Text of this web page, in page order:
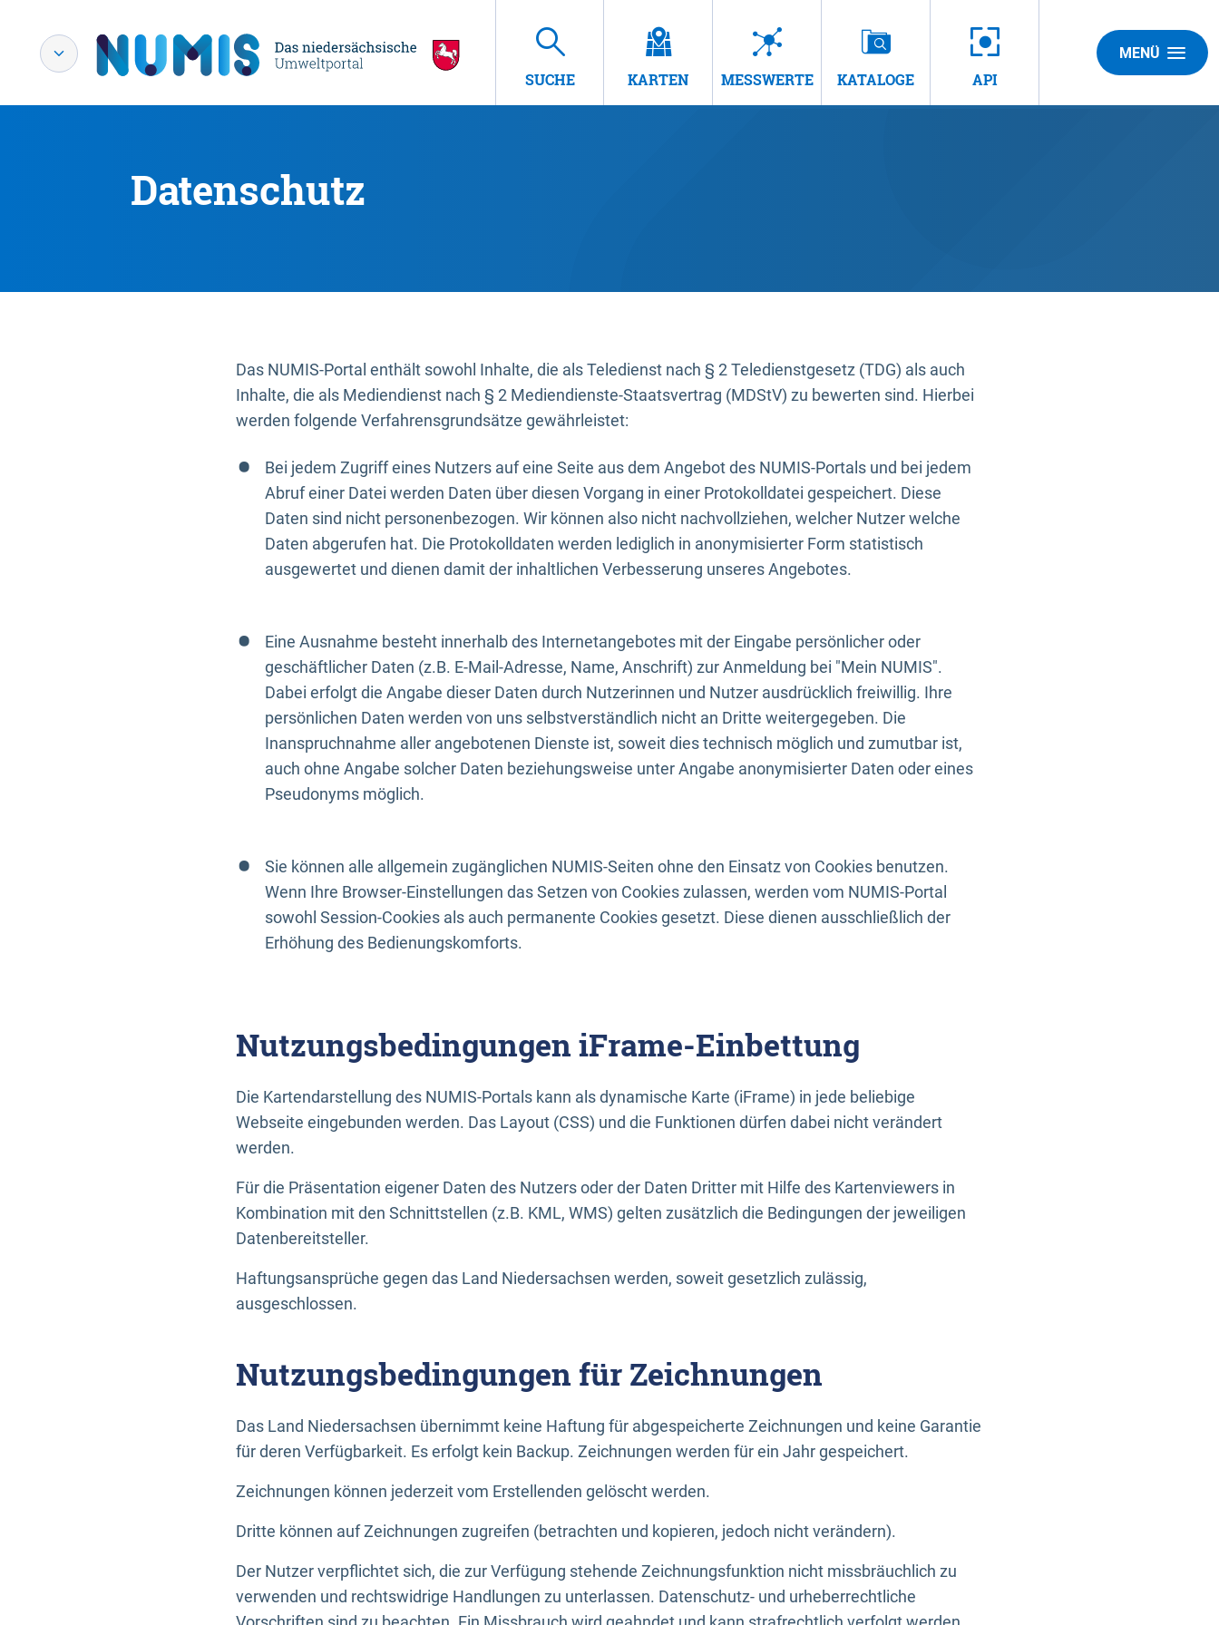
SUCHE KARTEN MESSWERTE KATALOGE API
MENÜ
Datenschutz
Das NUMIS-Portal enthält sowohl Inhalte, die als Teledienst nach § 2 Teledienstgesetz (TDG) als auch
Inhalte, die als Mediendienst nach § 2 Mediendienste-Staatsvertrag (MDStV) zu bewerten sind. Hierbei
werden folgende Verfahrensgrundsätze gewährleistet:
Bei jedem Zugriff eines Nutzers auf eine Seite aus dem Angebot des NUMIS-Portals und bei jedem
Abruf einer Datei werden Daten über diesen Vorgang in einer Protokolldatei gespeichert. Diese
Daten sind nicht personenbezogen. Wir können also nicht nachvollziehen, welcher Nutzer welche
Daten abgerufen hat. Die Protokolldaten werden lediglich in anonymisierter Form statistisch
ausgewertet und dienen damit der inhaltlichen Verbesserung unseres Angebotes.
Eine Ausnahme besteht innerhalb des Internetangebotes mit der Eingabe persönlicher oder
geschäftlicher Daten (z.B. E-Mail-Adresse, Name, Anschrift) zur Anmeldung bei "Mein NUMIS".
Dabei erfolgt die Angabe dieser Daten durch Nutzerinnen und Nutzer ausdrücklich freiwillig. Ihre
persönlichen Daten werden von uns selbstverständlich nicht an Dritte weitergegeben. Die
Inanspruchnahme aller angebotenen Dienste ist, soweit dies technisch möglich und zumutbar ist,
auch ohne Angabe solcher Daten beziehungsweise unter Angabe anonymisierter Daten oder eines
Pseudonyms möglich.
Sie können alle allgemein zugänglichen NUMIS-Seiten ohne den Einsatz von Cookies benutzen.
Wenn Ihre Browser-Einstellungen das Setzen von Cookies zulassen, werden vom NUMIS-Portal
sowohl Session-Cookies als auch permanente Cookies gesetzt. Diese dienen ausschließlich der
Erhöhung des Bedienungskomforts.
Nutzungsbedingungen iFrame-Einbettung
Die Kartendarstellung des NUMIS-Portals kann als dynamische Karte (iFrame) in jede beliebige
Webseite eingebunden werden. Das Layout (CSS) und die Funktionen dürfen dabei nicht verändert
werden.
Für die Präsentation eigener Daten des Nutzers oder der Daten Dritter mit Hilfe des Kartenviewers in
Kombination mit den Schnittstellen (z.B. KML, WMS) gelten zusätzlich die Bedingungen der jeweiligen
Datenbereitsteller.
Haftungsansprüche gegen das Land Niedersachsen werden, soweit gesetzlich zulässig,
ausgeschlossen.
Nutzungsbedingungen für Zeichnungen
Das Land Niedersachsen übernimmt keine Haftung für abgespeicherte Zeichnungen und keine Garantie
für deren Verfügbarkeit. Es erfolgt kein Backup. Zeichnungen werden für ein Jahr gespeichert.
Zeichnungen können jederzeit vom Erstellenden gelöscht werden.
Dritte können auf Zeichnungen zugreifen (betrachten und kopieren, jedoch nicht verändern).
Der Nutzer verpflichtet sich, die zur Verfügung stehende Zeichnungsfunktion nicht missbräuchlich zu
verwenden und rechtswidrige Handlungen zu unterlassen. Datenschutz- und urheberrechtliche